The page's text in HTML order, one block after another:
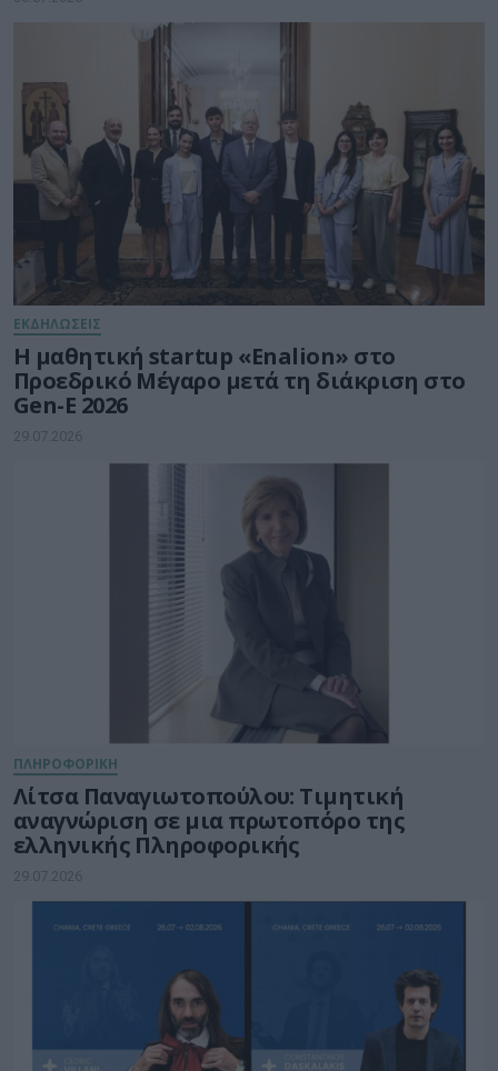
ΕΚΔΗΛΩΣΕΙΣ
Η μαθητική startup «Enalion» στο
Προεδρικό Μέγαρο μετά τη διάκριση στο
Gen-E 2026
29.07.2026
ΠΛΗΡΟΦΟΡΙΚΗ
Λίτσα Παναγιωτοπούλου: Τιμητική
αναγνώριση σε μια πρωτοπόρο της
ελληνικής Πληροφορικής
29.07.2026